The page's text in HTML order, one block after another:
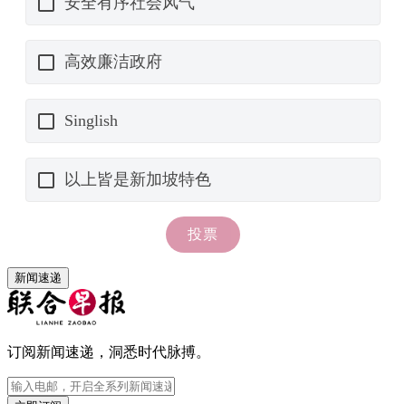
新闻速递
订阅新闻速递，洞悉时代脉搏。